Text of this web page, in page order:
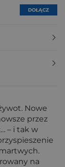
DOŁĄCZ
Nowe
przez
– i tak w
na